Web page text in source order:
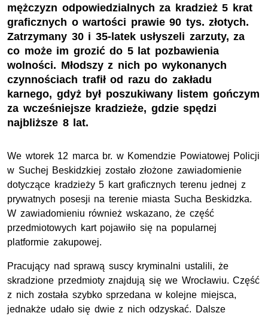
mężczyzn odpowiedzialnych za kradzież 5 krat
graficznych o wartości prawie 90 tys. złotych.
Zatrzymany 30 i 35-latek usłyszeli zarzuty, za
co może im grozić do 5 lat pozbawienia
wolności. Młodszy z nich po wykonanych
czynnościach trafił od razu do zakładu
karnego, gdyż był poszukiwany listem gończym
za wcześniejsze kradzieże, gdzie spędzi
najbliższe 8 lat.
We wtorek 12 marca br. w Komendzie Powiatowej Policji
w Suchej Beskidzkiej zostało złożone zawiadomienie
dotyczące kradzieży 5 kart graficznych terenu jednej z
prywatnych posesji na terenie miasta Sucha Beskidzka.
W zawiadomieniu również wskazano, że część
przedmiotowych kart pojawiło się na popularnej
platformie zakupowej.
Pracujący nad sprawą suscy kryminalni ustalili, że
skradzione przedmioty znajdują się we Wrocławiu. Część
z nich została szybko sprzedana w kolejne miejsca,
jednakże udało się dwie z nich odzyskać. Dalsze